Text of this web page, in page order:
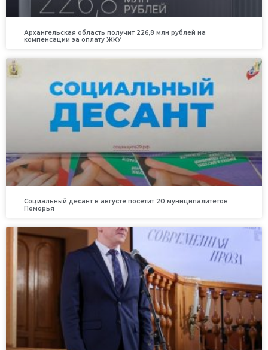
Архангельская область получит 226,8 млн рублей на
компенсации за оплату ЖКУ
Социальный десант в августе посетит 20 муниципалитетов
Поморья